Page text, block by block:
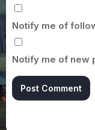
Notify me of
Notify me of new